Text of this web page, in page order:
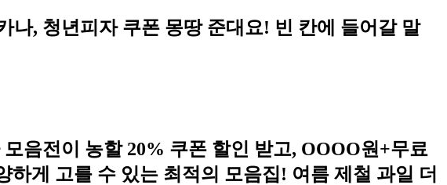
나, 청년피자 쿠폰 몽땅 준대요! 빈 칸에 들어갈 말
음전이 농할 20% 쿠폰 할인 받고, OOOO원+무료
게 고를 수 있는 최적의 모음집! 여름 제철 과일 더